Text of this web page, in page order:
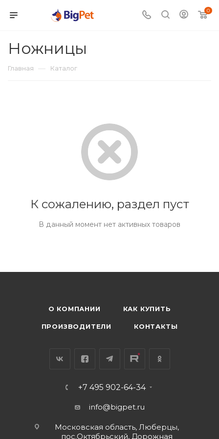
0
Ножницы
Главная — Каталог
К сожалению, раздел пуст
В данный момент нет активных товаров
О КОМПАНИИ КАК КУПИТЬ
ПРОИЗВОДИТЕЛИ КОНТАКТЫ
+7 495 902-64-34
info@bigpet.ru
Московская область, Люберцы,
пос.Октябрьский, Дорожная